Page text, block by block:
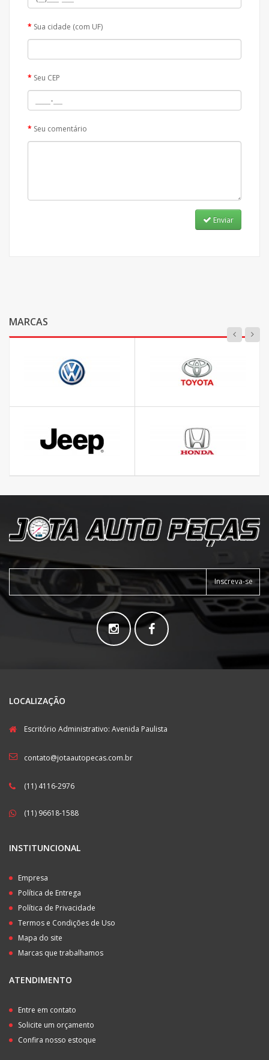
Sua cidade (com UF)
Seu CEP
Seu comentário
Enviar
MARCAS
Inscreva-se
LOCALIZAÇÃO
Escritório Administrativo: Avenida Paulista
contato@jotaautopecas.com.br
(11) 4116-2976
(11) 96618-1588
INSTITUNCIONAL
Empresa
Política de Entrega
Política de Privacidade
Termos e Condições de Uso
Mapa do site
Marcas que trabalhamos
ATENDIMENTO
Entre em contato
Solicite um orçamento
Confira nosso estoque